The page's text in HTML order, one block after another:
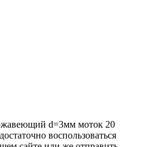
d=3мм моток 20
воспользоваться